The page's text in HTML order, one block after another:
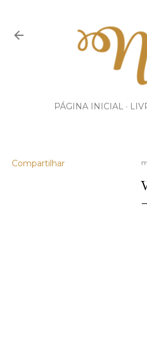
PÁGINA INICIAL
Compartilhar